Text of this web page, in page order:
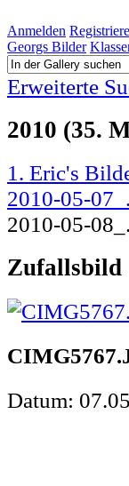
Anmelden
Georgs Bilder
Erweiterte
2010 (35.
1. Eric's
2010-05-
2010-05-
Zufallsbild
Datum: